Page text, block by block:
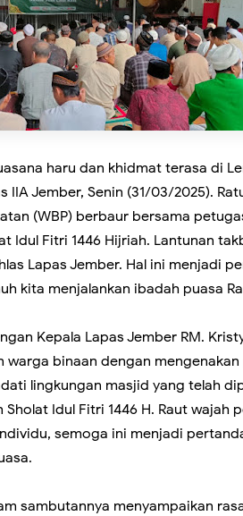
haru dan khidmat terasa di
IIA Jember, Senin (31/03/2025).
(WBP) berbaur bersama
Idul Fitri 1446 Hijriah. Lantunan
Lapas Jember. Hal ini menjadi
kita menjalankan ibadah puasa
Kepala Lapas Jember RM.
warga binaan dengan
lingkungan masjid yang telah
Sholat Idul Fitri 1446 H. Raut
semoga ini menjadi
sambutannya menyampaikan